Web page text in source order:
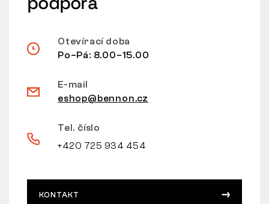
Otevírací doba
Po–Pá: 8.00–15.00
E-mail
eshop@bennon.cz
Tel. číslo
+420 725 934 454
KONTAKT